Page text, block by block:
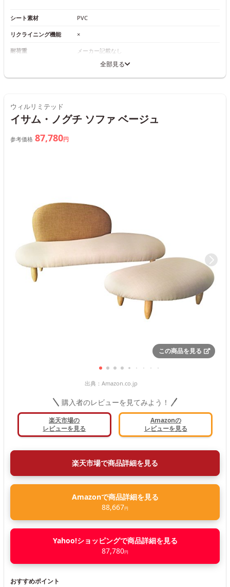
シート素材 PVC
リクライニング機能 ×
耐荷重 メーカー記載なし
全部見る
ウィルリミテッド
イサム・ノグチ ソファ ベージュ
参考価格 87,780円
この商品を見る
出典： Amazon.co.jp
購入者のレビューを見てみよう！
楽天市場の
レビューを見る
Amazonの
レビューを見る
楽天市場で商品詳細を見る
Amazonで商品詳細を見る
88,667円
Yahoo!ショッピングで商品詳細を見る
87,780円
おすすめポイント